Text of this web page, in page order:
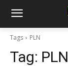
Tags PLN
Tag: PLN